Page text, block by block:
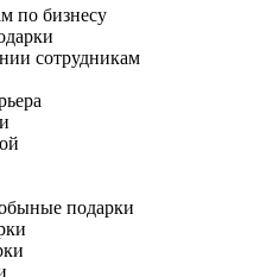
по бизнесу
сотрудникам
подарки